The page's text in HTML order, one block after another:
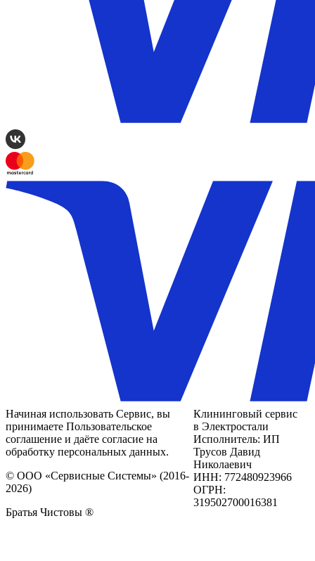
Начиная использовать Сервис, вы
принимаете Пользовательское
соглашение и даёте согласие на
обработку персональных данных.
© ООО «Сервисные Системы» (2016-
2026)
Братья Чистовы ®
Клининговый сервис
в Электростали
Исполнитель: ИП
Трусов Давид
Николаевич
ИНН: 772480923966
ОГРН:
319502700016381